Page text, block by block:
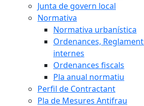
Junta de govern local
Normativa
Normativa urbanística
Ordenances,
internes
Ordenances fiscals
Pla anual normatiu
Perfil de Contractant
Pla de Mesures Antifrau